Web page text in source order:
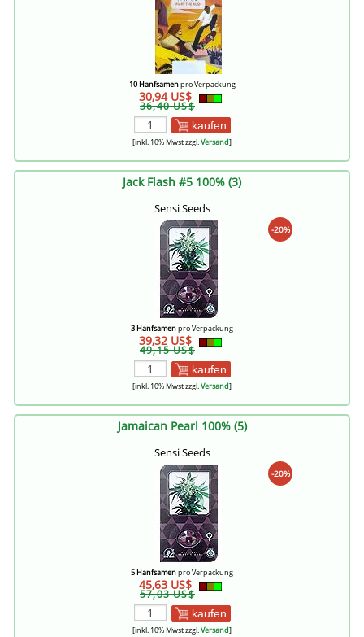
10 Hanfsamenpro Verpackung
30,94 US$
36,40 US$
kaufen
[inkl. 10% Mwst zzgl.Versand]
Jack Flash #5 100% (3)
Sensi Seeds
-20%
3 Hanfsamenpro Verpackung
39,32 US$
49,15 US$
kaufen
[inkl. 10% Mwst zzgl.Versand]
Jamaican Pearl 100% (5)
Sensi Seeds
-20%
5 Hanfsamenpro Verpackung
45,63 US$
57,03 US$
kaufen
[inkl. 10% Mwst zzgl.Versand]